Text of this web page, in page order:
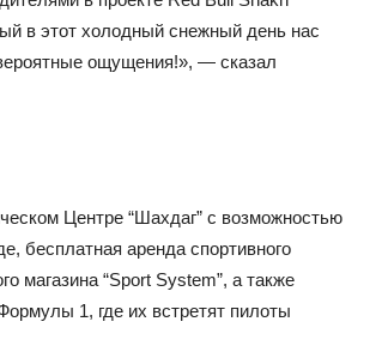
в этот холодный снежный день нас
ощущения!», — сказал
Центре “Шахдаг” с возможностью
бесплатная аренда спортивного
магазина “Sport System”, а также
1, где их встретят пилоты